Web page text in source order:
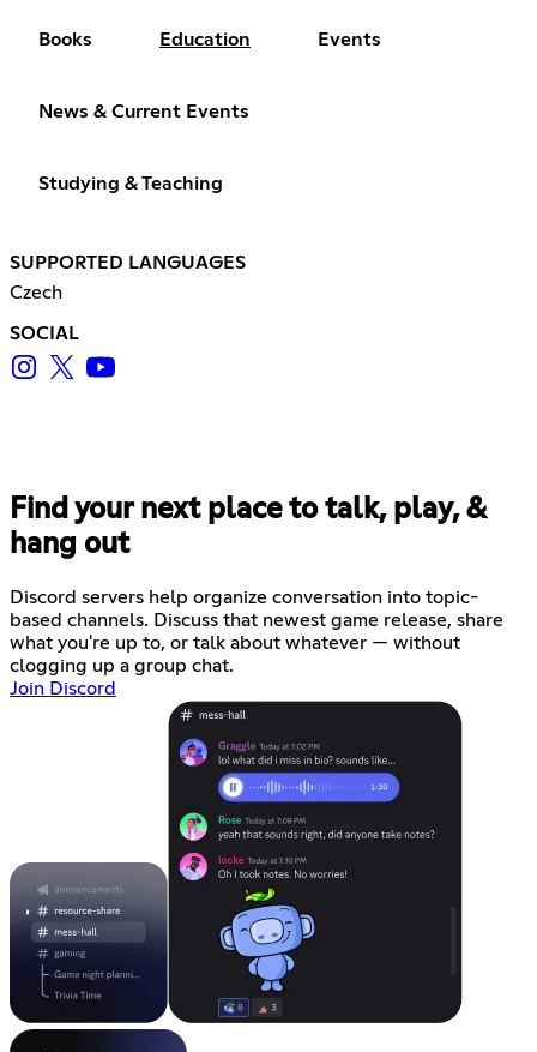
Books Education Events
News & Current Events
Studying & Teaching
SUPPORTED LANGUAGES
Czech
SOCIAL
Find your next place to talk, play, &
hang out
Discord servers help organize conversation into topic-
based channels. Discuss that newest game release, share
what you're up to, or talk about whatever — without
clogging up a group chat.
Join Discord